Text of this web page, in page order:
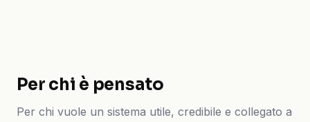
Per chi è pensato
Per chi vuole un sistema utile, credibile e collegato a